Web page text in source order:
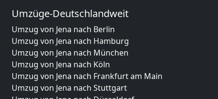
Umzüge-Deutschlandweit
Umzug von Jena nach Berlin
Umzug von Jena nach Hamburg
Umzug von Jena nach München
Umzug von Jena nach Köln
Umzug von Jena nach Frankfurt am Main
Umzug von Jena nach Stuttgart